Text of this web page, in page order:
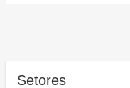
Setores